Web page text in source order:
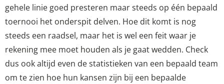
gehele linie goed presteren maar steeds op één bepaald
toernooi het onderspit delven. Hoe dit komt is nog
steeds een raadsel, maar het is wel een feit waar je
rekening mee moet houden als je gaat wedden. Check
dus ook altijd even de statistieken van een bepaald team
om te zien hoe hun kansen zijn bij een bepaalde